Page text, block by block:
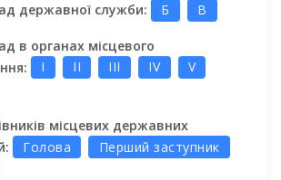
державної служби: Б В
в органах місцевого
I II III IV
V
місцевих державних
Голова
Перший заступник